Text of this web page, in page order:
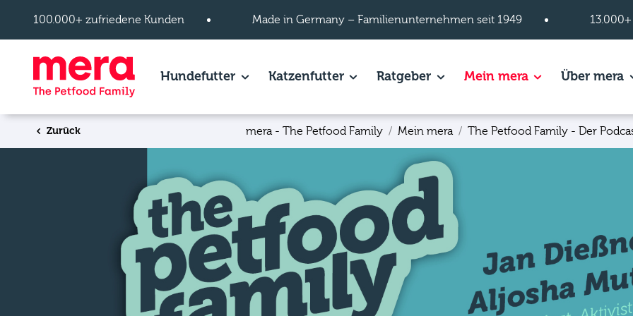
100.000+ zufriedene Kunden
Made in Germany – Familienunternehmen seit 1949
HundefutterShow subpages of Hundefutter page.
KatzenfutterShow subpages of Katzenfutter page.
RatgeberShow subpages of Ratgeber page.
Mein meraShow subpages
Über mera
Zurück mera - The Petfood Family Mein mera The Petfood Family - Der